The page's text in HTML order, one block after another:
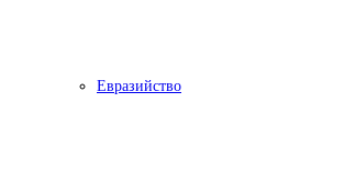
Евразийство